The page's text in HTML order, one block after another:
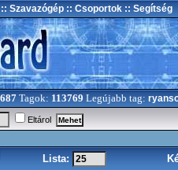
:: Szavazógép :: Csoportok :: Segítség
Tagok: 113769 Legújabb tag:
Eltárol
Lista: